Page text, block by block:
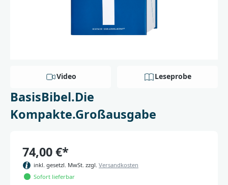
Video Leseprobe
BasisBibel.Die
Kompakte.Großausgabe
74,00 €*
inkl. gesetzl. MwSt. zzgl. Versandkosten
Sofort lieferbar